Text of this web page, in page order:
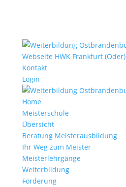
Webseite HWK Frankfurt (Oder)
Kontakt
Login
Home
Meisterschule
Übersicht
Beratung Meisterausbildung
Ihr Weg zum Meister
Meisterlehrgänge
Weiterbildung
Förderung